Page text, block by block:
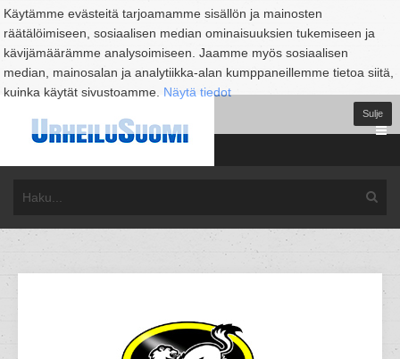
Käytämme evästeitä tarjoamamme sisällön ja mainosten
räätälöimiseen, sosiaalisen median ominaisuuksien tukemiseen ja
kävijämäärämme analysoimiseen. Jaamme myös sosiaalisen
median, mainosalan ja analytiikka-alan kumppaneillemme tietoa siitä,
kuinka käytät sivustoamme. Näytä tiedot
Sulje